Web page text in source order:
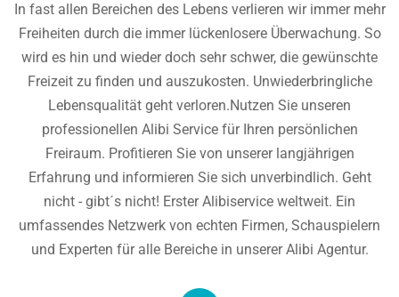
In fast allen Bereichen des Lebens verlieren wir immer mehr
Freiheiten durch die immer lückenlosere Überwachung. So
wird es hin und wieder doch sehr schwer, die gewünschte
Freizeit zu finden und auszukosten. Unwiederbringliche
Lebensqualität geht verloren.Nutzen Sie unseren
professionellen Alibi Service für Ihren persönlichen
Freiraum. Profitieren Sie von unserer langjährigen
Erfahrung und informieren Sie sich unverbindlich. Geht
nicht - gibt´s nicht! Erster Alibiservice weltweit. Ein
umfassendes Netzwerk von echten Firmen, Schauspielern
und Experten für alle Bereiche in unserer Alibi Agentur.